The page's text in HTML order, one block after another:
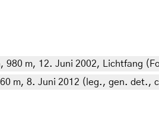
m, 12. Juni 2002, Lichtfang
m, 8. Juni 2012 (leg., gen. det.,